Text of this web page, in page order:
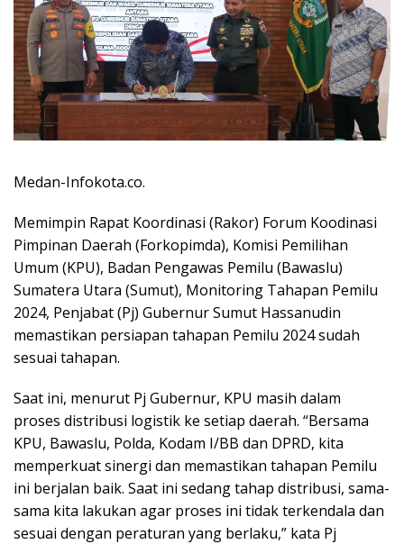
Medan-Infokota.co.
Memimpin Rapat Koordinasi (Rakor) Forum Koodinasi
Pimpinan Daerah (Forkopimda), Komisi Pemilihan
Umum (KPU), Badan Pengawas Pemilu (Bawaslu)
Sumatera Utara (Sumut), Monitoring Tahapan Pemilu
2024, Penjabat (Pj) Gubernur Sumut Hassanudin
memastikan persiapan tahapan Pemilu 2024 sudah
sesuai tahapan.
Saat ini, menurut Pj Gubernur, KPU masih dalam
proses distribusi logistik ke setiap daerah. “Bersama
KPU, Bawaslu, Polda, Kodam I/BB dan DPRD, kita
memperkuat sinergi dan memastikan tahapan Pemilu
ini berjalan baik. Saat ini sedang tahap distribusi, sama-
sama kita lakukan agar proses ini tidak terkendala dan
sesuai dengan peraturan yang berlaku,” kata Pj